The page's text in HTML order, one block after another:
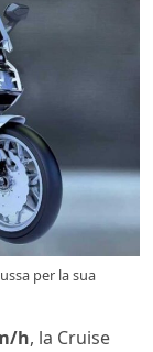
per la sua
h, la Cruise